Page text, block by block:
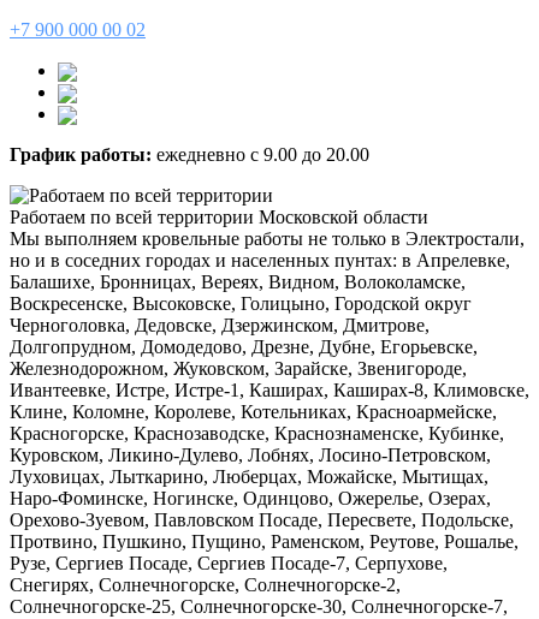
+7 900 000 00 02
График работы: ежедневно с 9.00 до 20.00
Работаем по всей территории Московской области
Мы выполняем кровельные работы не только в Электростали,
но и в соседних городах и населенных пунтах: в Апрелевке,
Балашихе, Бронницах, Вереях, Видном, Волоколамске,
Воскресенске, Высоковске, Голицыно, Городской округ
Черноголовка, Дедовске, Дзержинском, Дмитрове,
Долгопрудном, Домодедово, Дрезне, Дубне, Егорьевске,
Железнодорожном, Жуковском, Зарайске, Звенигороде,
Ивантеевке, Истре, Истре-1, Каширах, Каширах-8, Климовске,
Клине, Коломне, Королеве, Котельниках, Красноармейске,
Красногорске, Краснозаводске, Краснознаменске, Кубинке,
Куровском, Ликино-Дулево, Лобнях, Лосино-Петровском,
Луховицах, Лыткарино, Люберцах, Можайске, Мытищах,
Наро-Фоминске, Ногинске, Одинцово, Ожерелье, Озерах,
Орехово-Зуевом, Павловском Посаде, Пересвете, Подольске,
Протвино, Пушкино, Пущино, Раменском, Реутове, Рошалье,
Рузе, Сергиев Посаде, Сергиев Посаде-7, Серпухове,
Снегирях, Солнечногорске, Солнечногорске-2,
Солнечногорске-25, Солнечногорске-30, Солнечногорске-7,